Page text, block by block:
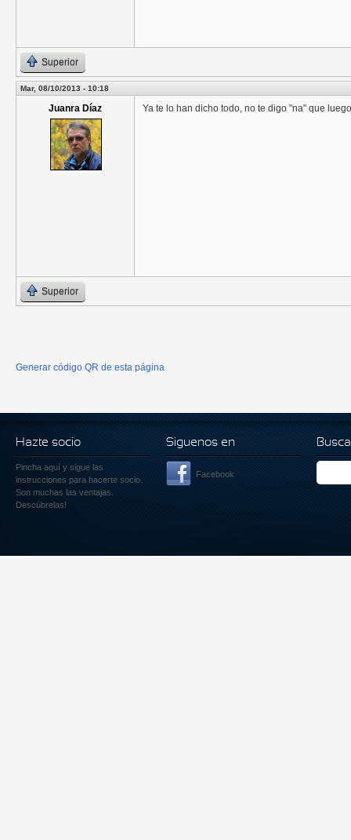
Superior
Mar, 08/10/2013 - 10:18
Juanra Díaz Ya te lo han dicho todo, no te digo "na" que
Superior
Generar código QR de esta página
Hazte socio
Pincha aquí y sigue las
instrucciones para hacerte socio.
Son muchas las ventajas.
Descúbrelas!
Siguenos en
Facebook